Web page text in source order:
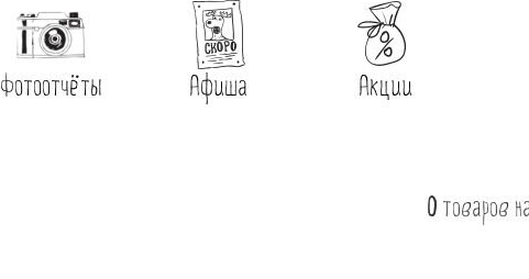
Фотоотчёты Афиша Акции
0 товаров